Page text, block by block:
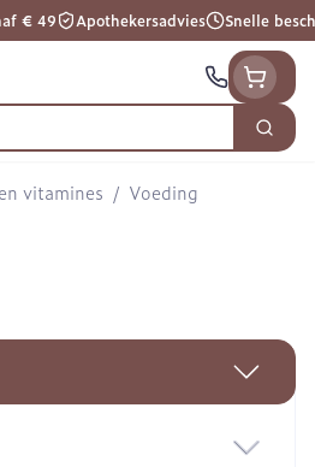
€ 49 Apothekersadvies Snelle
Zoek
vitamines / Voeding